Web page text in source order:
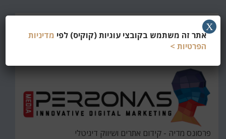
חפש
את
פרסונס מדיה - קידום אתרים ושיווק דיגיטלי
אתר זה משתמש בקובצי עוגיות (קוקיס) לפי מדיניות
הפרטיות >
X